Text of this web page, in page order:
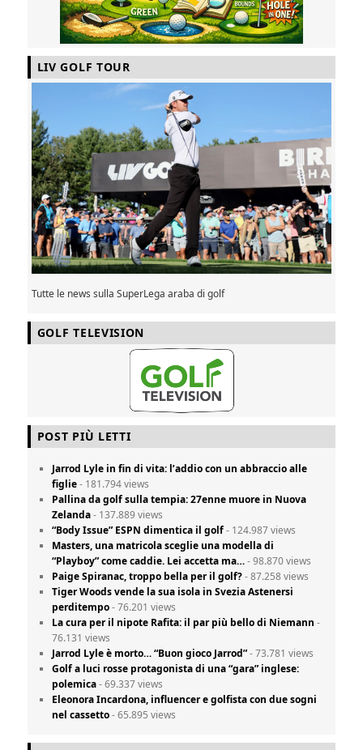
LIV GOLF TOUR
Tutte le news sulla SuperLega araba di golf
GOLF TELEVISION
POST PIÙ LETTI
Jarrod Lyle in fin di vita: l’addio con un abbraccio alle
figlie- 181.794 views
Pallina da golf sulla tempia: 27enne muore in Nuova
Zelanda- 137.889 views
“Body Issue” ESPN dimentica il golf- 124.987 views
Masters, una matricola sceglie una modella di
“Playboy” come caddie. Lei accetta ma…- 98.870 views
Paige Spiranac, troppo bella per il golf?- 87.258 views
Tiger Woods vende la sua isola in Svezia Astenersi
perditempo- 76.201 views
La cura per il nipote Rafita: il par più bello di Niemann -
76.131 views
Jarrod Lyle è morto… “Buon gioco Jarrod”- 73.781 views
Golf a luci rosse protagonista di una “gara” inglese:
polemica- 69.337 views
Eleonora Incardona, influencer e golfista con due sogni
nel cassetto- 65.895 views